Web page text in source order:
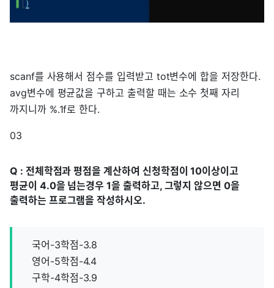
scanf를 사용해서 점수를 입력받고 tot변수에 합을 저장한다.
avg변수에 평균값을 구하고 출력할 때는 소수 첫째 자리
까지니까 %.1f로 한다.
03
Q : 전체학점과 평점을 계산하여 신청학점이 10이상이고
평균이 4.0을 넘는경우 1을 출력하고, 그렇지 않으면 0을
출력하는 프로그램을 작성하시오.
국어-3학점-3.8
영어-5학점-4.4
구학-4학점-3.9